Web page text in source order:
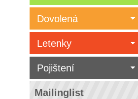
Dovolená
Mailinglist
Letenky
Pojištení